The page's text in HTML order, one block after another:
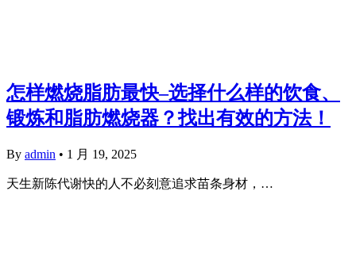
怎样燃烧脂肪最快–选择什么样的饮食、
锻炼和脂肪燃烧器？找出有效的方法！
By admin • 1 月 19, 2025
天生新陈代谢快的人不必刻意追求苗条身材，…